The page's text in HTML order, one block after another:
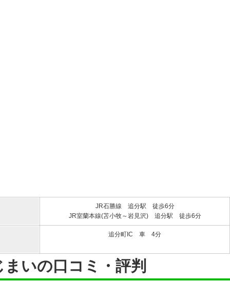
JR石勝線 追分駅 徒歩6分
JR室蘭本線(苫小牧～岩見沢) 追分駅 徒歩6分
追分町IC 車 4分
いの口コミ・評判